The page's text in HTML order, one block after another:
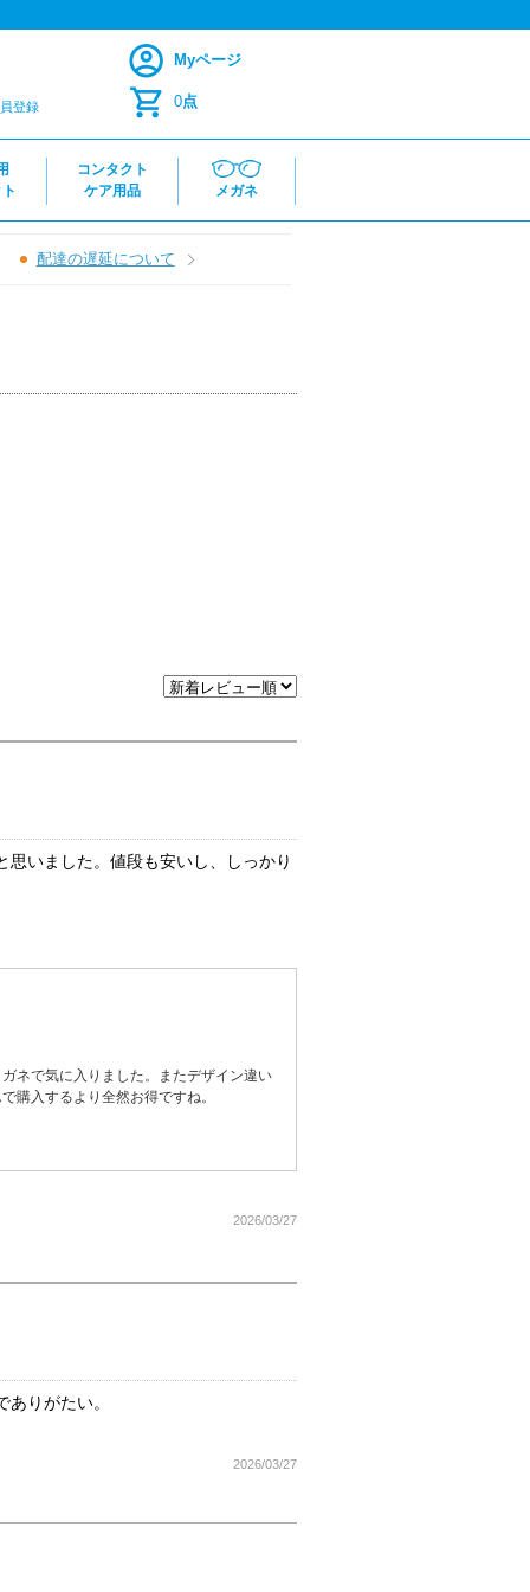
登録
Myページ
0点
コンタクト
ケア用品
メガネ
配達の遅延について
いました。値段も安いし、しっかり
ネで気に入りました。またデザイン違い
購入するより全然お得ですね。
2026/03/27
りがたい。
2026/03/27